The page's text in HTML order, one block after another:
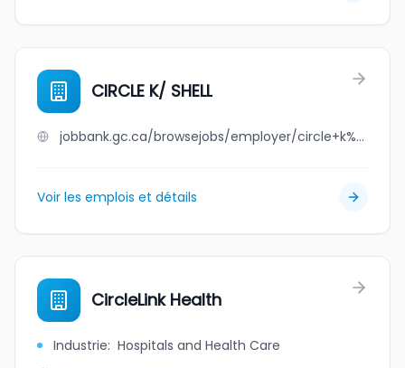
CIRCLE K/ SHELL
jobbank.gc.ca/browsejobs/employer/circle+k%2F+shell/ca
Voir les emplois et détails
CircleLink Health
Industrie: Hospitals and Health Care